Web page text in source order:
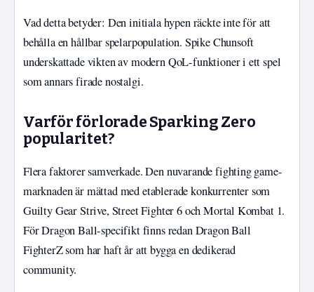
Vad detta betyder: Den initiala hypen räckte inte för att
behålla en hållbar spelarpopulation. Spike Chunsoft
underskattade vikten av modern QoL-funktioner i ett spel
som annars firade nostalgi.
Varför förlorade Sparking Zero
popularitet?
Flera faktorer samverkade. Den nuvarande fighting game-
marknaden är mättad med etablerade konkurrenter som
Guilty Gear Strive, Street Fighter 6 och Mortal Kombat 1.
För Dragon Ball-specifikt finns redan Dragon Ball
FighterZ som har haft år att bygga en dedikerad
community.